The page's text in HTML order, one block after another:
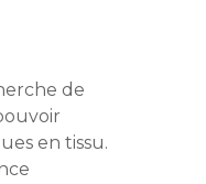
de
en tissu.